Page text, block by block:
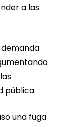
a las
pública.
una fuga